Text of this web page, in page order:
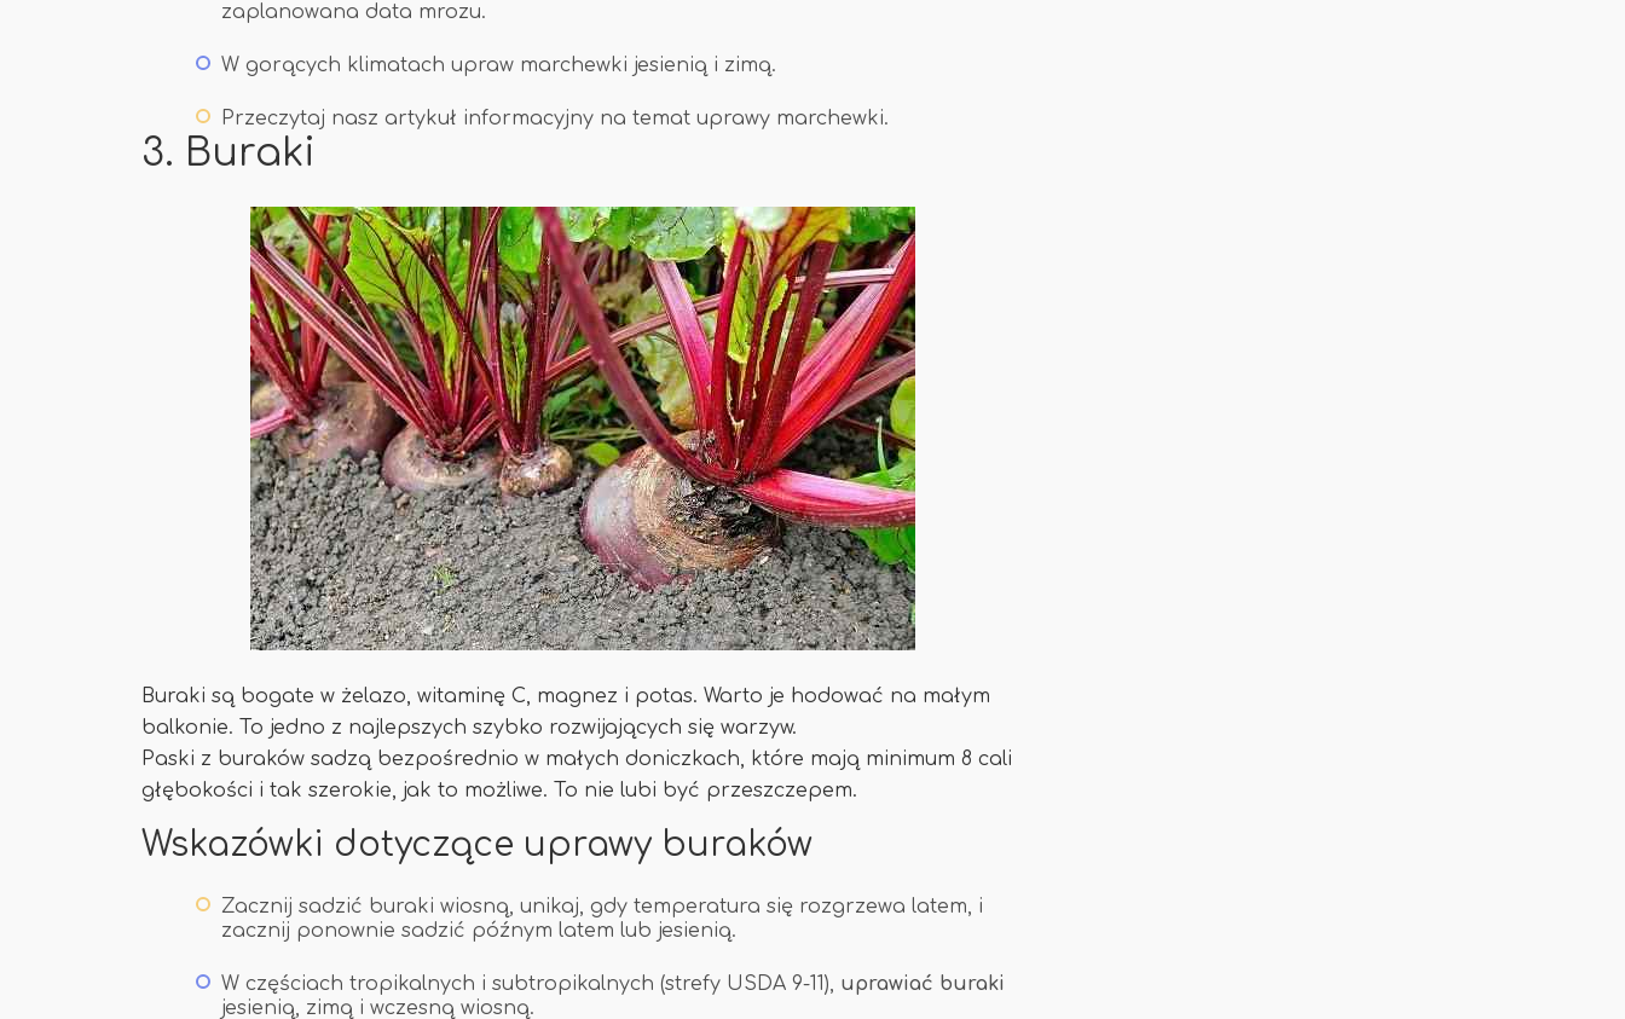
zaplanowana data mrozu.
W gorących klimatach upraw marchewki jesienią i zimą.
Przeczytaj nasz artykuł informacyjny na temat uprawy marchewki.
3. Buraki
Buraki są bogate w żelazo, witaminę C, magnez i potas. Warto je hodować na małym
balkonie. To jedno z najlepszych szybko rozwijających się warzyw.
Paski z buraków sadzą bezpośrednio w małych doniczkach, które mają minimum 8 cali
głębokości i tak szerokie, jak to możliwe. To nie lubi być przeszczepem.
Wskazówki dotyczące uprawy buraków
Zacznij sadzić buraki wiosną, unikaj, gdy temperatura się rozgrzewa latem, i
zacznij ponownie sadzić późnym latem lub jesienią.
W częściach tropikalnych i subtropikalnych (strefy USDA 9-11), uprawiać buraki
jesienią, zimą i wczesną wiosną.